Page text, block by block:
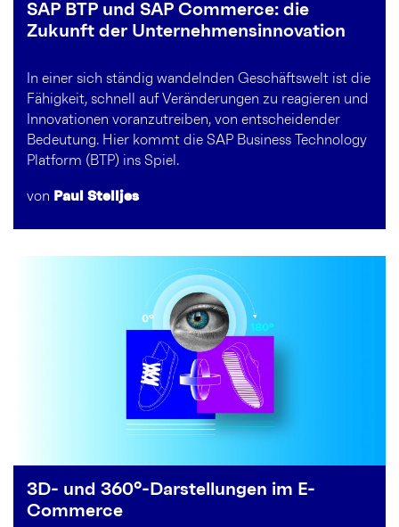
SAP BTP und SAP Commerce: die
Zukunft der Unternehmensinnovation
In einer sich ständig wandelnden Geschäftswelt ist die
Fähigkeit, schnell auf Veränderungen zu reagieren und
Innovationen voranzutreiben, von entscheidender
Bedeutung. Hier kommt die SAP Business Technology
Platform (BTP) ins Spiel.
von Paul Stelljes
3D- und 360°-Darstellungen im E-
Commerce